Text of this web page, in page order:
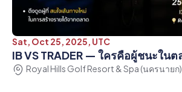
Sat, Oct 25, 2025, UTC
IB VS TRADER — ใครคือผู้ชนะในต
Royal Hills Golf Resort & Spa (นครนายก)